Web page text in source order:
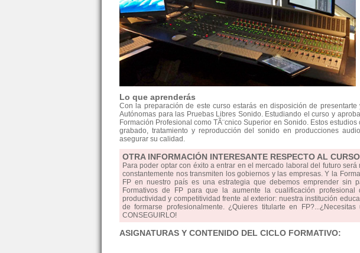
Lo que aprenderás
Con la preparación de este curso estarás en disposición de
Autónomas para las Pruebas Libres Sonido. Estudiando el curso y
Formación Profesional como TÃ¨cnico Superior en Sonido. Estos
grabado, tratamiento y reproducción del sonido en producciones
asegurar su calidad.
OTRA INFORMACIÓN INTERESANTE RESPECTO AL
Para poder optar con éxito a entrar en el mercado laboral del futuro
constantemente nos transmiten los gobiernos y las empresas. Y la
FP en nuestro país es una estrategia que debemos emprender sin
Formativos de FP para que la aumente la cualificación
productividad y competitividad frente al exterior: nuestra institución
de formarse profesionalmente. ¿Quieres titularte en FP?...¿Necesitas
CONSEGUIRLO!
ASIGNATURAS Y CONTENIDO DEL CICLO FORMATIVO: